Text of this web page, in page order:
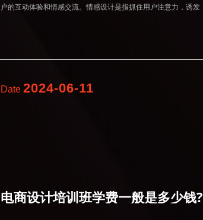
户的互动体验和情感交流。情感设计是指抓住用户注意力，诱发
Date2024-06-11
电商设计培训班学费一般是多少钱?